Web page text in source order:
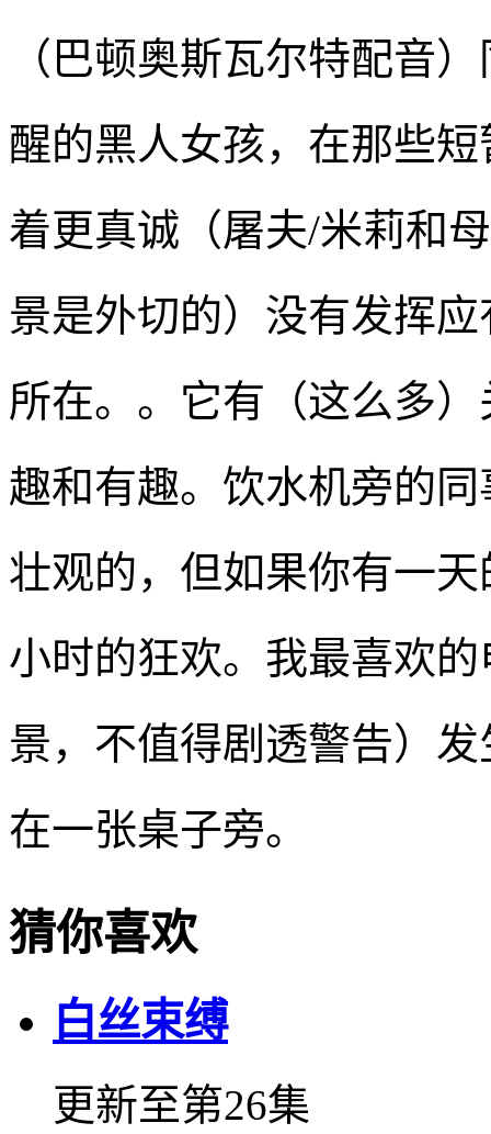
（巴顿奥斯瓦尔特配音
醒的黑人女孩，在那些
着更真诚（屠夫/米莉和
景是外切的）没有发挥
所在。。它有（这么多
趣和有趣。饮水机旁的
壮观的，但如果你有一
小时的狂欢。我最喜欢
景，不值得剧透警告）
在一张桌子旁。
猜你喜欢
白丝束缚
更新至第26集